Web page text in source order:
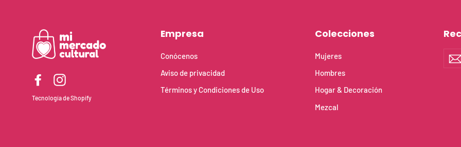
Facebook
Tecnología de Shopify
Empresa
Conócenos
Aviso de privacidad
Términos y Condiciones de Uso
Colecciones
Mujeres
Hombres
Hogar & Decoración
Mezcal